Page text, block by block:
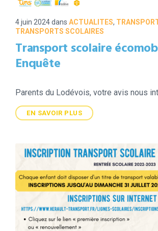
4 juin 2024dans ACTUALITES,
TRANSPORTS SCOLAIRES
Transport scolaire
Enquête
Parents du Lodévois, votre avis nous
EN SAVOIR PLUS